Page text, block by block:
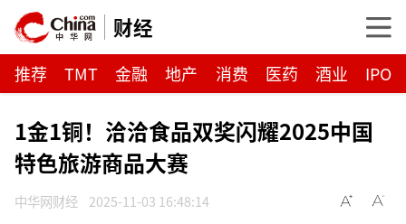
财经
推荐 TMT 金融 地产 消费 医药 酒业 IPO
1金1铜！洽洽食品双奖闪耀2025中国
特色旅游商品大赛
中华网财经 2025-11-03 16:48:14